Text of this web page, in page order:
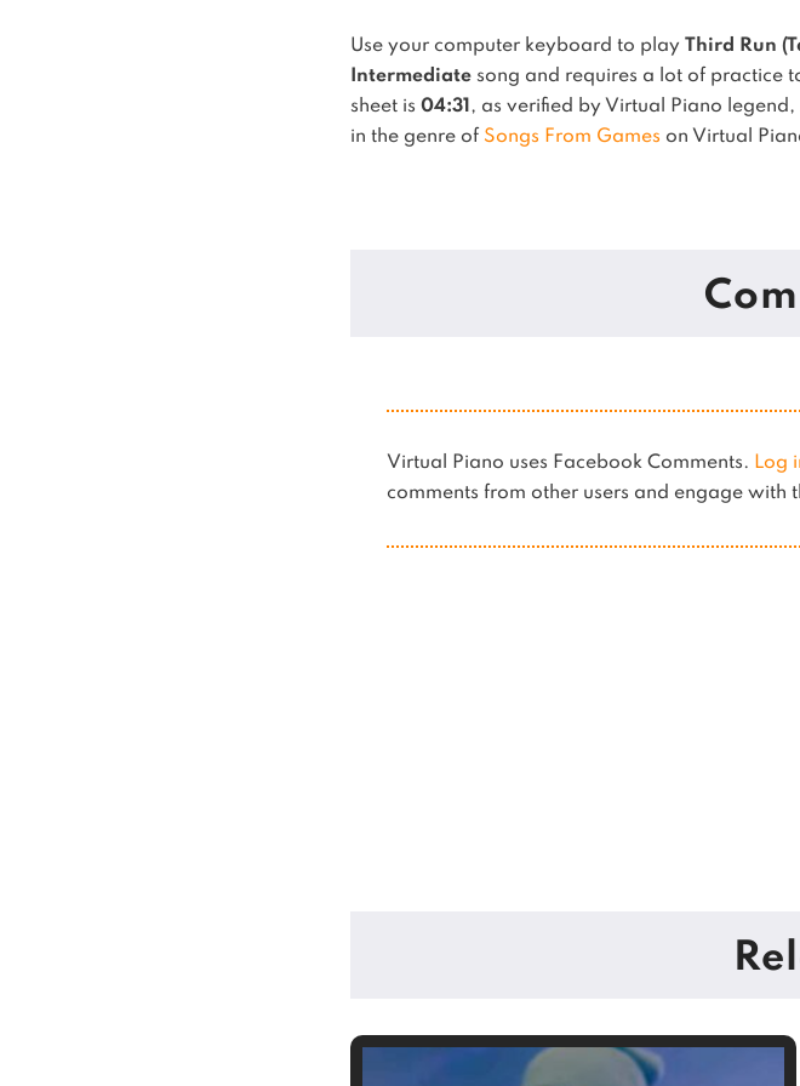
Use your computer keyboard to play Third Run
Intermediatesong and requires a lot of practice
sheet is 04:31 , as verified by Virtual Piano legend,
in the genre of Songs From Games on Virtual
Virtual Piano uses Facebook Comments. Log
comments from other users and engage with